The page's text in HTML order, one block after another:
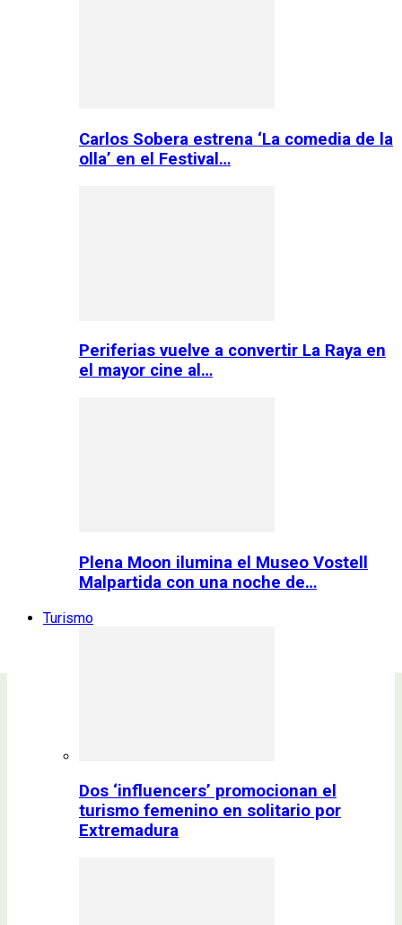
Carlos Sobera estrena ‘La comedia de la
olla’ en el Festival…
Periferias vuelve a convertir La Raya en
el mayor cine al…
Plena Moon ilumina el Museo Vostell
Malpartida con una noche de…
Turismo
Dos ‘influencers’ promocionan el
turismo femenino en solitario por
Extremadura